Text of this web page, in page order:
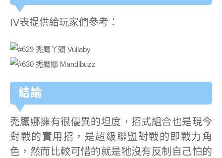
IV表提供給玩家們參考：
結論
禿鷹娜擁有很優異的坦度，招式組合也是現今
對戰的實用招，是超級聯盟對戰的即戰力角
色，然而比較可惜的就是牠沒有反制自己怕的